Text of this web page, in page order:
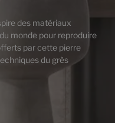
des matériaux
monde pour reproduire
par cette pierre
du grès